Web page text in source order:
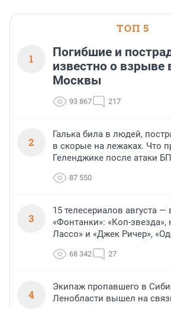
ТОП 5
1
Погибшие и
известно о взрыве
Москвы
93 867 217
2
Галька била в людей,
в скорые на лежаках. Что
Геленджике после атаки
87 550
3
15 телесериалов августа
«Фонтанки»: «Коп-звезда»,
Лассо» и «Джек Ричер»,
68 342 27
4
Экипаж пропавшего в
Ленобласти вышел на